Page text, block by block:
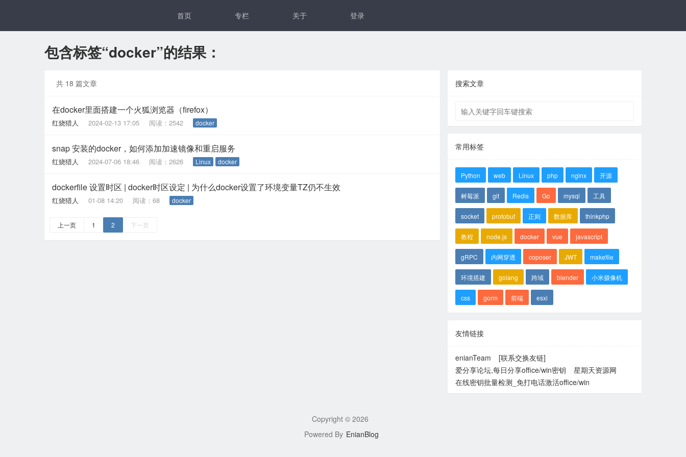
首页 专栏 关于 登录
包含标签“docker”的结果：
共 18 篇文章
在docker里面搭建一个火狐浏览器（firefox）
红烧猎人 2024-02-13 17:05 阅读：2542 docker
snap 安装的docker，如何添加加速镜像和重启服务
红烧猎人 2024-07-06 18:46 阅读：2626 Linux docker
dockerfile 设置时区 | docker时区设定 | 为什么docker设置了环境变量TZ仍不生效
红烧猎人 01-08 14:20 阅读：68 docker
上一页 1 2 下一页
搜索文章
常用标签
Python web Linux php nginx 开源
树莓派 git Redis Go mysql 工具
socket protobuf 正则 数据库 thinkphp
教程 node.js docker vue javascript
gRPC 内网穿透 coposer JWT makefile
环境搭建 golang 跨域 blender 小米摄像机
css gorm 前端 esxi
友情链接
enianTeam
[联系交换友链]
爱分享论坛,每日分享office/win密钥
星期天资源网
在线密钥批量检测_免打电话激活office/win
Copyright © 2026
Powered By EnianBlog